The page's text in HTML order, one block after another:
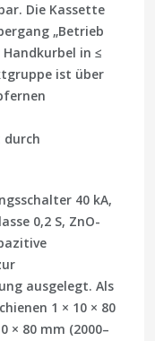
Die Kassette
„Betrieb
in ≤
ist über
durch
40 kA,
0,2 S, ZnO-
ausgelegt. Als
1 × 10 × 80
× 80 mm (2000–